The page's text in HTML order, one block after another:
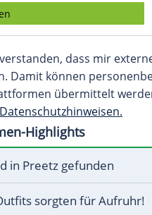
dass mir
Damit können
übermittelt
Highlights
in Preetz gefunden
sorgten für Aufruhr!